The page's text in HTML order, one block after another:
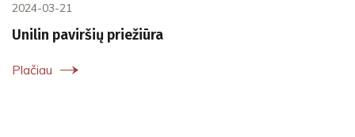
2024-03-21
Unilin paviršių priežiūra
Plačiau